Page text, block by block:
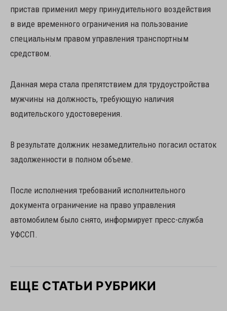
пристав применил меру принудительного воздействия
в виде временного ограничения на пользование
специальным правом управления транспортным
средством.
Данная мера стала препятствием для трудоустройства
мужчины на должность, требующую наличия
водительского удостоверения.
В результате должник незамедлительно погасил остаток
задолженности в полном объеме.
После исполнения требований исполнительного
документа ограничение на право управления
автомобилем было снято, информирует пресс-служба
УФССП.
ЕЩЕ СТАТЬИ РУБРИКИ